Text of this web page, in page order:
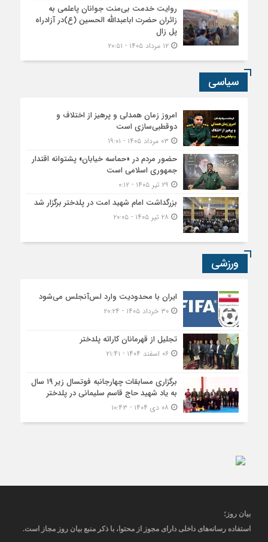
روایت خدمت بی‌منت جوانان پاعلمی به
زائران حضرت اباعبدالله الحسین (ع)در آزادراه
پل زال
۱۲ مرداد ۱۴۰۵ - ۲۰:۵۱
سیاسی
امروز زمان همدلی و پرهیز از اختلاف و
دوقطبی‌سازی است
حضور مردم در «حماسه خیابان» پشتوانه اقتدار
جمهوری اسلامی است
بزرگداشت امام شهید امت در پلدختر برگزار شد
ورزشی
ایران با محدودیت وارد لس‌آنجلس می‌شود
۳۰ خرداد ۱۴۰۵ - ۲۰:۲۴
تجلیل از قهرمانان کاراته پلدختر
۰۶ اسفند ۱۴۰۴ - ۲۱:۴۱
برگزاری مسابقات چهارجانبه فوتسال زیر ۱۹ سال
به یاد شهید حاج قاسم سلیمانی در پلدختر
بیان روز ؛
استفاده رسانه‌های داخلی دارای مجوز از محتوا، با ذکر منبع بیان روز مجاز است.